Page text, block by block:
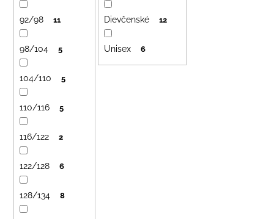
p
o
d
u
o
Dievčenské 12
Unisex 6
92/98 11
98/104 5
104/110 5
110/116 5
116/122 2
122/128 6
128/134 8
O
d